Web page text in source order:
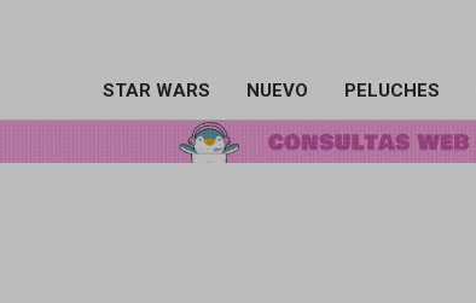
STAR WARS NUEVO PELUCHES